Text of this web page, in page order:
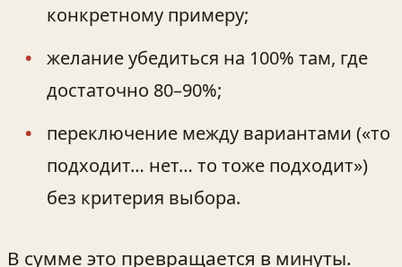
конкретному примеру;
желание убедиться на 100% там, где
достаточно 80–90%;
переключение между вариантами («то
подходит… нет… то тоже подходит»)
без критерия выбора.
В сумме это превращается в минуты.